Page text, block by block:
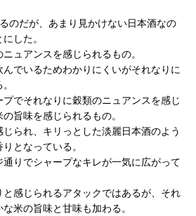
のだが、あまり見かけない日本酒なの
した。
ュアンスを感じられるもの。
でいるためわかりにくいがそれなりに
でそれなりに穀類のニュアンスを感じ
旨味を感じられるもの。
られ、キリっとした淡麗日本酒のよう
となっている。
りでシャープなキレが一気に広がって
感じられるアタックではあるが、それ
米の旨味と甘味も加わる。